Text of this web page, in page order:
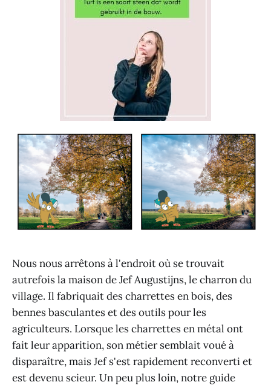
Nous nous arrêtons à l'endroit où se trouvait
autrefois la maison de Jef Augustijns, le charron du
village. Il fabriquait des charrettes en bois, des
bennes basculantes et des outils pour les
agriculteurs. Lorsque les charrettes en métal ont
fait leur apparition, son métier semblait voué à
disparaître, mais Jef s'est rapidement reconverti et
est devenu scieur. Un peu plus loin, notre guide